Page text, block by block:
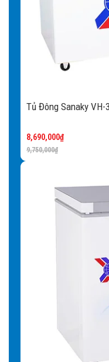
Tủ Đông Sanaky
9,750,000₫
8,690,000₫